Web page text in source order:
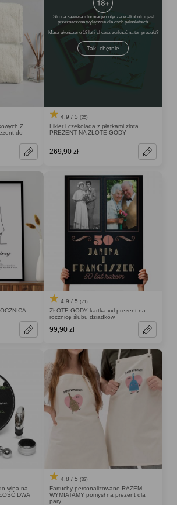
Z
do
Strona zawiera informacje dotyczące alkoholu i jest
przeznaczona wyłącznie dla osób pełnoletnich.
Masz ukończone 18 lat i chcesz zerknąć na ten produkt
Tak, chętnie
4.9 / 5 (25)
Likier i czekolada z płatkami złota
PREZENT NA ZŁOTE GODY
269,90 zł
4.9 / 5 (71)
ZŁOTE GODY kartka xxl prezent na
rocznicę ślubu dziadków
99,90 zł
wina na
DWA
4.8 / 5 (33)
Fartuchy personalizowane RAZEM
WYMIATAMY pomysł na prezent dla
pary